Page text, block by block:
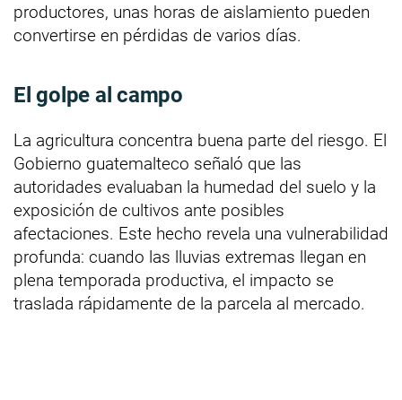
productores, unas horas de aislamiento pueden
convertirse en pérdidas de varios días.
El golpe al campo
La agricultura concentra buena parte del riesgo. El
Gobierno guatemalteco señaló que las
autoridades evaluaban la humedad del suelo y la
exposición de cultivos ante posibles
afectaciones. Este hecho revela una vulnerabilidad
profunda: cuando las lluvias extremas llegan en
plena temporada productiva, el impacto se
traslada rápidamente de la parcela al mercado.